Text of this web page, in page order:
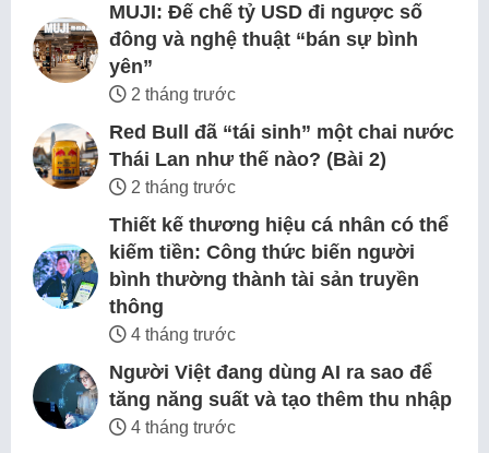
MUJI: Đế chế tỷ USD đi ngược số
đông và nghệ thuật “bán sự bình
yên”
2 tháng trước
Red Bull đã “tái sinh” một chai nước
Thái Lan như thế nào? (Bài 2)
2 tháng trước
Thiết kế thương hiệu cá nhân có thể
kiếm tiền: Công thức biến người
bình thường thành tài sản truyền
thông
4 tháng trước
Người Việt đang dùng AI ra sao để
tăng năng suất và tạo thêm thu nhập
4 tháng trước